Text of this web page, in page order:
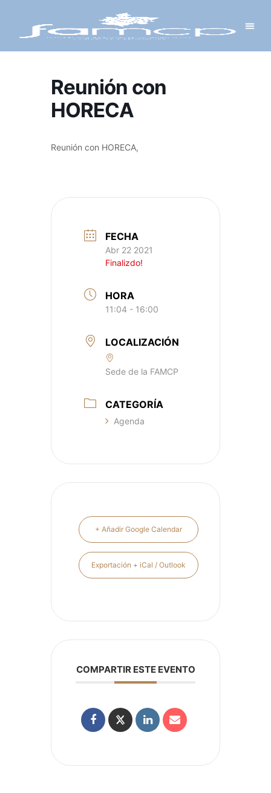
Reunión con
HORECA
Reunión con HORECA,
FECHA
Abr 22 2021
Finalizdo!
HORA
11:04 - 16:00
LOCALIZACIÓN
Sede de la FAMCP
CATEGORÍA
Agenda
+ Añadir Google Calendar
Exportación + iCal / Outlook
COMPARTIR ESTE EVENTO